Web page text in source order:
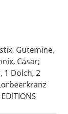
Gutemine,
Cäsar;
1 Dolch, 2